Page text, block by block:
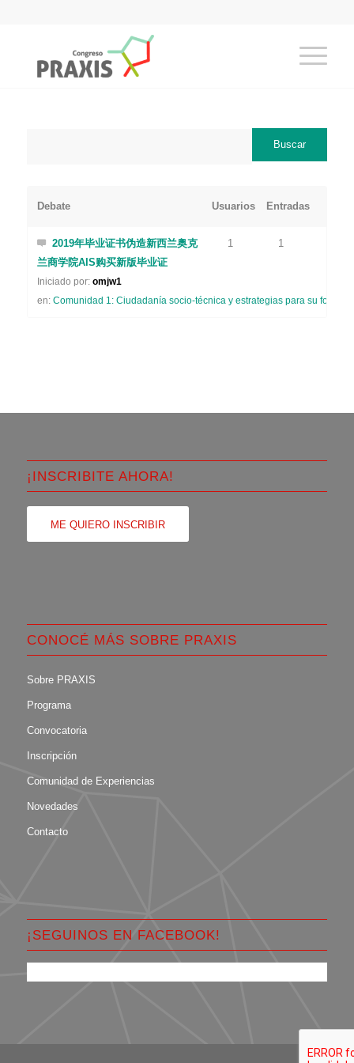
Debate Usuarios Entradas
2019年毕业证书伪造新西兰奥克
兰商学院AIS购买新版毕业证
Iniciado por: omjw1
en: Comunidad 1: Ciudadanía socio-técnica y estrategias para su
1 1
¡INSCRIBITE AHORA!
ME QUIERO INSCRIBIR
CONOCÉ MÁS SOBRE PRAXIS
Sobre PRAXIS
Programa
Convocatoria
Inscripción
Comunidad de Experiencias
Novedades
Contacto
¡SEGUINOS EN FACEBOOK!